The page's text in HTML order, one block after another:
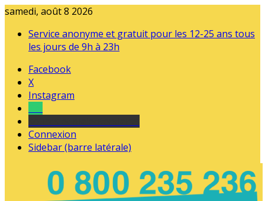
samedi, août 8 2026
Service anonyme et gratuit pour les 12-25 ans tous
les jours de 9h à 23h
Facebook
X
Instagram
Connexion
Sidebar (barre latérale)